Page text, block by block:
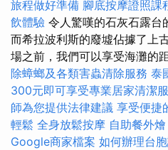
旅程做好準備 腳底按摩證照課
飲體驗 令人驚嘆的石灰石露台
而希拉波利斯的廢墟佔據了上
場之前，我們可以享受海灘的
除蟑螂及各類害蟲清除服務 泰
300元即可享受專業居家清潔
師為您提供法律建議 享受便捷
輕鬆 全身放鬆按摩 自助餐外
Google商家檔案 如何辦理台